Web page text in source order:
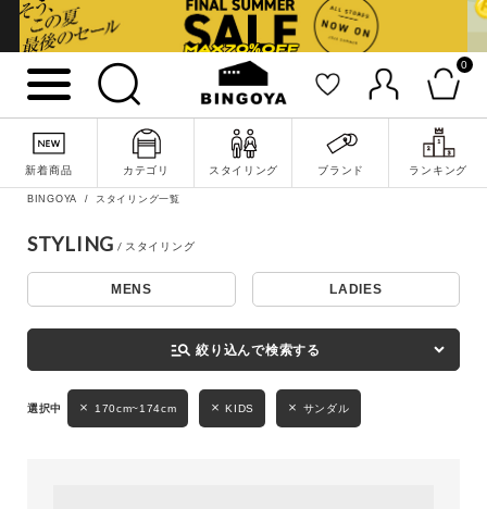
0
新着商品 カテゴリ スタイリング ブランド ランキング
詳細検索
BINGOYA スタイリング一覧
STYLING
MENS LADIES
manage_search 絞り込んで検索する
170cm~174cm KIDS サンダル